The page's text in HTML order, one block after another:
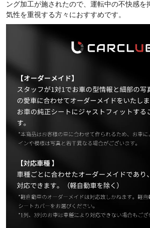
ング加工が施されたので、運転中の不快感を
気性を重視する方々におすすめです。